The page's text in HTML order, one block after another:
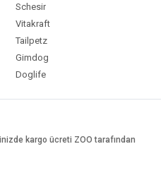
Schesir
Vitakraft
Tailpetz
Gimdog
Doglife
kargo ücreti ZOO tarafından